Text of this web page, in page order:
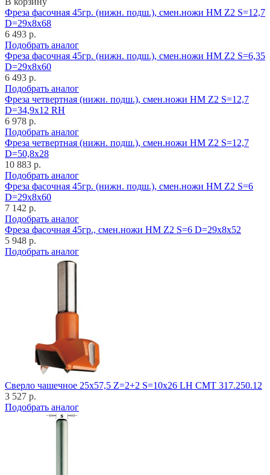
Фреза фасочная 45гр. (нижн. подш.), смен.ножи HM Z2 S=12,7
D=29x8x68
6 493 р.
Подобрать аналог
Фреза фасочная 45гр. (нижн. подш.), смен.ножи HM Z2 S=6,35
D=29x8x60
6 493 р.
Подобрать аналог
Фреза четвертная (нижн. подш.), смен.ножи HM Z2 S=12,7
D=34,9x12 RH
6 978 р.
Подобрать аналог
Фреза четвертная (нижн. подш.), смен.ножи HM Z2 S=12,7
D=50,8x28
10 883 р.
Подобрать аналог
Фреза фасочная 45гр. (нижн. подш.), смен.ножи HM Z2 S=6
D=29x8x60
7 142 р.
Подобрать аналог
Фреза фасочная 45гр., смен.ножи HM Z2 S=6 D=29x8x52
5 948 р.
Подобрать аналог
Cверло чашечное 25x57,5 Z=2+2 S=10x26 LH CMT 317.250.12
3 527 р.
Подобрать аналог